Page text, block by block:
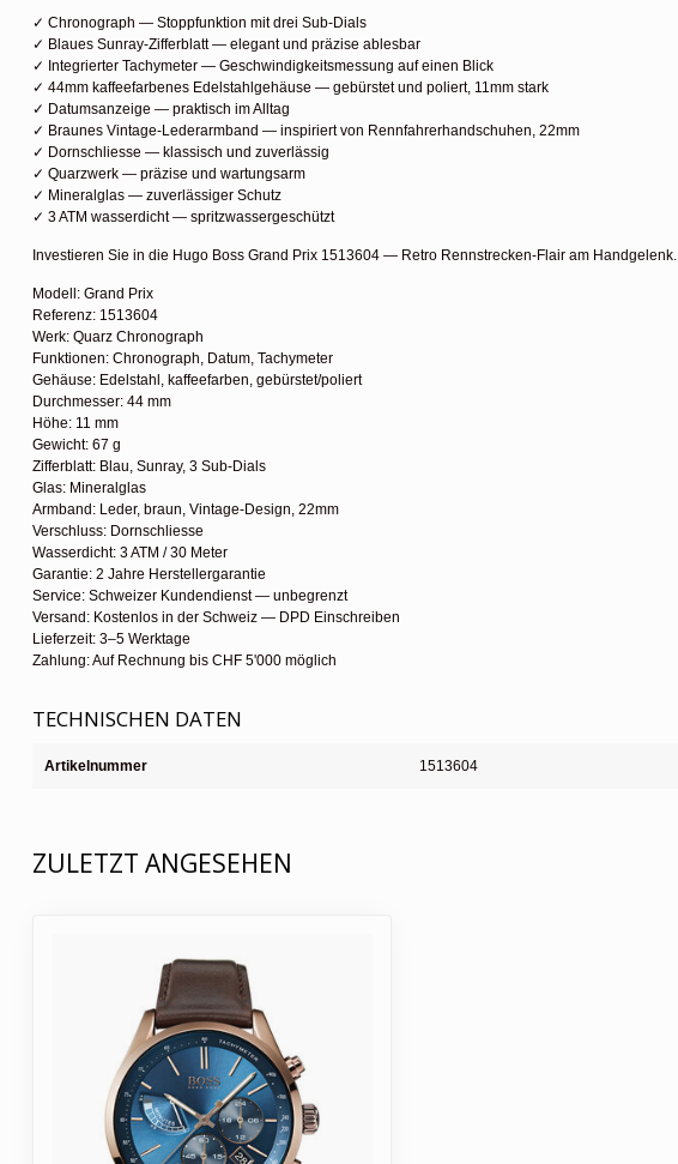
✓ Chronograph — Stoppfunktion mit drei Sub-Dials
✓ Blaues Sunray-Zifferblatt — elegant und präzise ablesbar
✓ Integrierter Tachymeter — Geschwindigkeitsmessung auf einen Blick
✓ 44mm kaffeefarbenes Edelstahlgehäuse — gebürstet und poliert, 11mm stark
✓ Datumsanzeige — praktisch im Alltag
✓ Braunes Vintage-Lederarmband — inspiriert von Rennfahrerhandschuhen, 22mm
✓ Dornschliesse — klassisch und zuverlässig
✓ Quarzwerk — präzise und wartungsarm
✓ Mineralglas — zuverlässiger Schutz
✓ 3 ATM wasserdicht — spritzwassergeschützt
Investieren Sie in die Hugo Boss Grand Prix 1513604 — Retro Rennstrecken-Flair am Handgelenk.
Modell: Grand Prix
Referenz: 1513604
Werk: Quarz Chronograph
Funktionen: Chronograph, Datum, Tachymeter
Gehäuse: Edelstahl, kaffeefarben, gebürstet/poliert
Durchmesser: 44 mm
Höhe: 11 mm
Gewicht: 67 g
Zifferblatt: Blau, Sunray, 3 Sub-Dials
Glas: Mineralglas
Armband: Leder, braun, Vintage-Design, 22mm
Verschluss: Dornschliesse
Wasserdicht: 3 ATM / 30 Meter
Garantie: 2 Jahre Herstellergarantie
Service: Schweizer Kundendienst — unbegrenzt
Versand: Kostenlos in der Schweiz — DPD Einschreiben
Lieferzeit: 3–5 Werktage
Zahlung: Auf Rechnung bis CHF 5'000 möglich
TECHNISCHEN DATEN
Artikelnummer 1513604
ZULETZT ANGESEHEN